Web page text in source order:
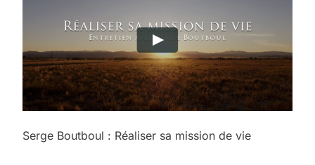
Serge Boutboul : Réaliser sa mission de vie